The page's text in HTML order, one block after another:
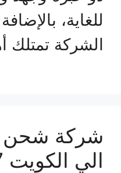
للغاية،
الشركة تمتلك
شركة شحن
الي الكويت 0506688227